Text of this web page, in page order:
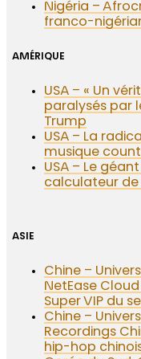
Nigéria –
franco-
AMÉRIQUE
USA – « Un
paralysés par
Trump
USA – La
musique
USA – Le
calculateur
ASIE
Chine –
NetEase
Super VIP du
Chine –
Recordings
hip-hop